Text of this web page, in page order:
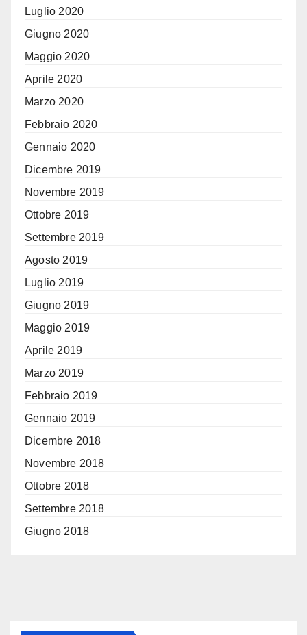
Luglio 2020
Giugno 2020
Maggio 2020
Aprile 2020
Marzo 2020
Febbraio 2020
Gennaio 2020
Dicembre 2019
Novembre 2019
Ottobre 2019
Settembre 2019
Agosto 2019
Luglio 2019
Giugno 2019
Maggio 2019
Aprile 2019
Marzo 2019
Febbraio 2019
Gennaio 2019
Dicembre 2018
Novembre 2018
Ottobre 2018
Settembre 2018
Giugno 2018